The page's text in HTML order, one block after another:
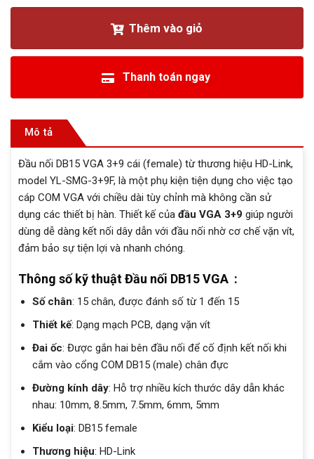
Thêm vào giỏ
Thanh toán ngay
Mô tả
Đầu nối DB15 VGA 3+9 cái (female) từ thương hiệu HD-Link,
model YL-SMG-3+9F, là một phụ kiện tiện dụng cho việc tạo
cáp COM VGA với chiều dài tùy chỉnh mà không cần sử
dụng các thiết bị hàn. Thiết kế của đầu VGA 3+9 giúp người
dùng dễ dàng kết nối dây dẫn với đầu nối nhờ cơ chế vặn vít,
đảm bảo sự tiện lợi và nhanh chóng.
Thông số kỹ thuật Đầu nối DB15 VGA :
Số chân: 15 chân, được đánh số từ 1 đến 15
Thiết kế: Dạng mạch PCB, dạng vặn vít
Đai ốc: Được gắn hai bên đầu nối để cố định kết nối khi
cắm vào cổng COM DB15 (male) chân đực
Đường kính dây: Hỗ trợ nhiều kích thước dây dẫn khác
nhau: 10mm, 8.5mm, 7.5mm, 6mm, 5mm
Kiểu loại: DB15 female
Thương hiệu: HD-Link